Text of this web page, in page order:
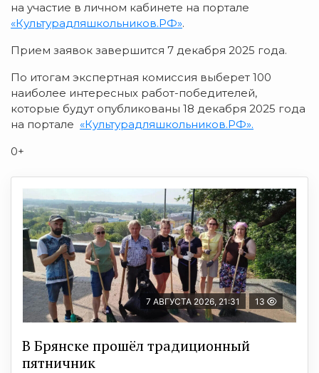
на участие в личном кабинете на портале
«Культурадляшкольников.РФ».
Прием заявок завершится 7 декабря 2025 года.
По итогам экспертная комиссия выберет 100
наиболее интересных работ-победителей,
которые будут опубликованы 18 декабря 2025 года
на портале «Культурадляшкольников.РФ».
0+
7 АВГУСТА 2026, 21:31 13
В Брянске прошёл традиционный
пятничник